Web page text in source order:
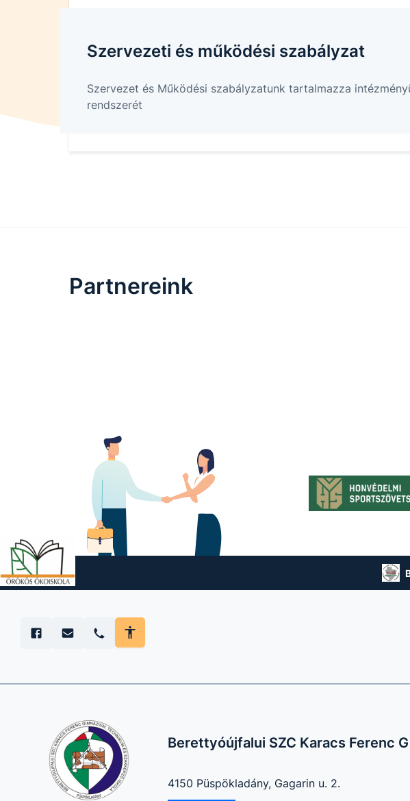
Szervezeti és működési szabályzat
Szervezet és Működési szabályzatunk tartalmazza
rendszerét
Partnereink
Berettyóújfalui SZC Karacs Ferenc
4150 Püspökladány, Gagarin u. 2.